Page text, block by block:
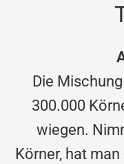
Die
300.000
wiegen.
Körner, hat